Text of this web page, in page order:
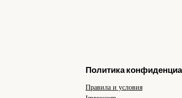
Политика
Правила и условия